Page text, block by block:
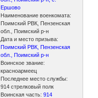
Ершово
Наименование военкомата:
Поимский РВК, Пензенская
обл., Поимский р-н
Дата и место призыва:
Поимский РВК, Пензенская
обл., Поимский р-н
Воинское звание:
красноармеец
Последнее место службы:
914 стрелковый полк
Воинская часть: 914